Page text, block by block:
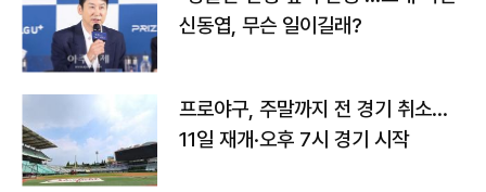
신동엽, 무슨 일이길래?
프로야구, 주말까지 전 경기 취소…
11일 재개·오후 7시 경기 시작